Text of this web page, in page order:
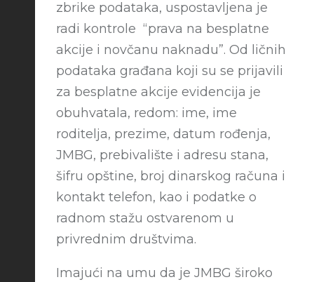
zbrike podataka, uspostavljena je
radi kontrole “prava na besplatne
akcije i novčanu naknadu”. Od ličnih
podataka građana koji su se prijavili
za besplatne akcije evidencija je
obuhvatala, redom: ime, ime
roditelja, prezime, datum rođenja,
JMBG, prebivalište i adresu stana,
šifru opštine, broj dinarskog računa i
kontakt telefon, kao i podatke o
radnom stažu ostvarenom u
privrednim društvima.
Imajući na umu da je JMBG široko